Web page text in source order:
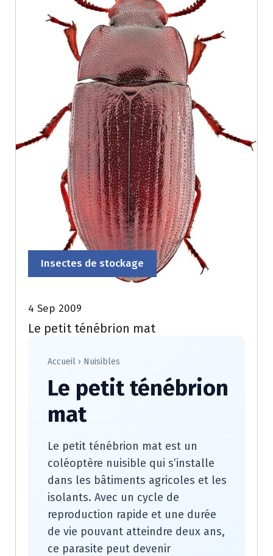
Insectes de stockage
4 Sep 2009
Le petit ténébrion mat
Accueil › Nuisibles
Le petit ténébrion
mat
Le petit ténébrion mat est un
coléoptère nuisible qui s’installe
dans les bâtiments agricoles et les
isolants. Avec un cycle de
reproduction rapide et une durée
de vie pouvant atteindre deux ans,
ce parasite peut devenir